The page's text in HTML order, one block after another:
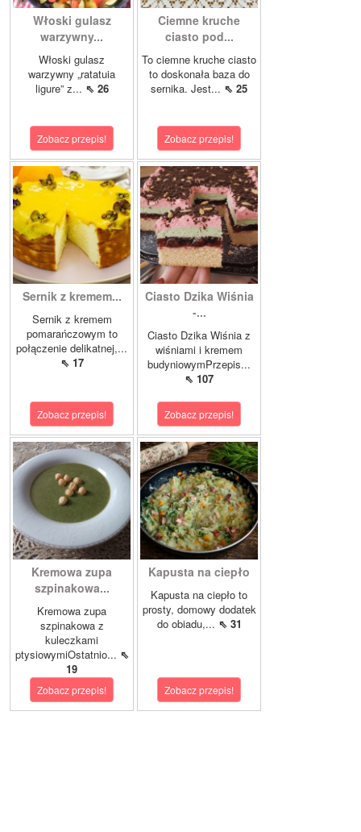
Włoski gulasz
warzywny...
Włoski gulasz
warzywny „ratatuia
ligure” z... ⇖ 26
Zobacz przepis!
Ciemne kruche
ciasto pod...
To ciemne kruche ciasto
to doskonała baza do
sernika. Jest... ⇖ 25
Zobacz przepis!
Sernik z kremem...
Sernik z kremem
pomarańczowym to
połączenie delikatnej,...
⇖ 17
Zobacz przepis!
Ciasto Dzika Wiśnia
-...
Ciasto Dzika Wiśnia z
wiśniami i kremem
budyniowymPrzepis...
⇖ 107
Zobacz przepis!
Kremowa zupa
szpinakowa...
Kremowa zupa
szpinakowa z
kuleczkami
ptysiowymiOstatnio... ⇖
19
Zobacz przepis!
Kapusta na ciepło
Kapusta na ciepło to
prosty, domowy dodatek
do obiadu,... ⇖ 31
Zobacz przepis!